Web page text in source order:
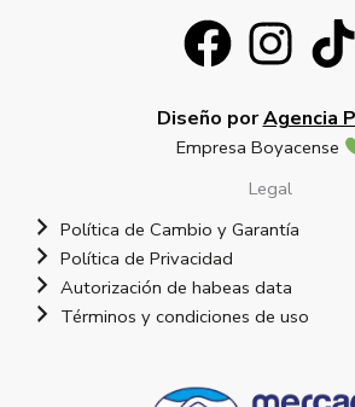
Diseño porAgencia
Empresa Boyacense
Legal
Política de Cambio y Garantía
Política de Privacidad
Autorización de habeas data
Términos y condiciones de uso